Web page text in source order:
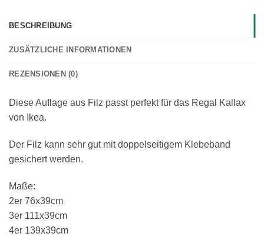
BESCHREIBUNG
ZUSÄTZLICHE INFORMATIONEN
REZENSIONEN (0)
Diese Auflage aus Filz passt perfekt für das Regal Kallax
von Ikea.
Der Filz kann sehr gut mit doppelseitigem Klebeband
gesichert werden.
Maße:
2er 76x39cm
3er 111x39cm
4er 139x39cm